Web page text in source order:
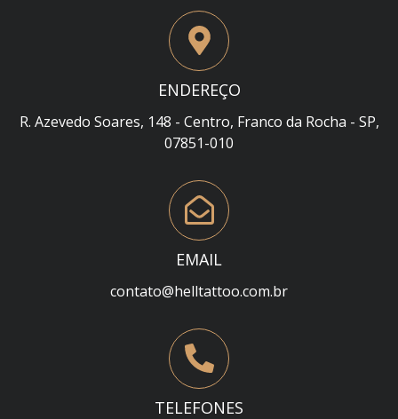
ENDEREÇO
R. Azevedo Soares, 148 - Centro, Franco da Rocha - SP,
07851-010
EMAIL
contato@helltattoo.com.br
TELEFONES